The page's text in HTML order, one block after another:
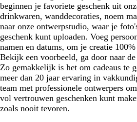
beginnen je favoriete geschenk uit
drinkwaren, wanddecoraties, noem
naar onze ontwerpstudio, waar je
geschenk kunt uploaden. Voeg
namen en datums, om je creatie
Bekijk een voorbeeld, ga door naar
Zo gemakkelijk is het om cadeaus te
meer dan 20 jaar ervaring in
team met professionele ontwerpers
vol vertrouwen geschenken kunt
zoals nooit tevoren.